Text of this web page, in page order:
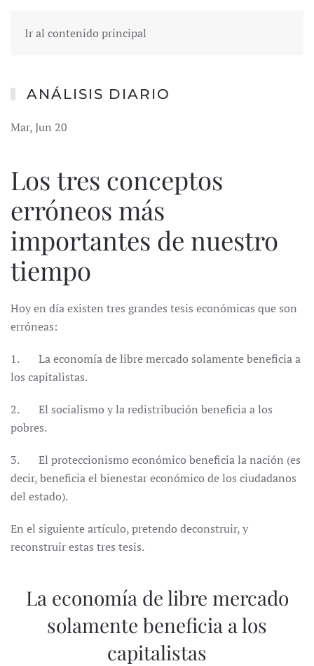
Ir al contenido principal
ANÁLISIS DIARIO
Mar, Jun 20
Los tres conceptos
erróneos más
importantes de nuestro
tiempo
Hoy en día existen tres grandes tesis económicas que son
erróneas:
1. La economía de libre mercado solamente beneficia a
los capitalistas.
2. El socialismo y la redistribución beneficia a los
pobres.
3. El proteccionismo económico beneficia la nación (es
decir, beneficia el bienestar económico de los ciudadanos
del estado).
En el siguiente artículo, pretendo deconstruir, y
reconstruir estas tres tesis.
La economía de libre mercado
solamente beneficia a los
capitalistas